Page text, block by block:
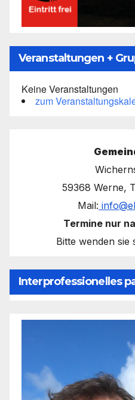
Veranstaltungen +
Keine Veranstaltungen
zum
59368 Werne,
Mail:
Termine nur
Bitte wenden sie
Interprofessionelles